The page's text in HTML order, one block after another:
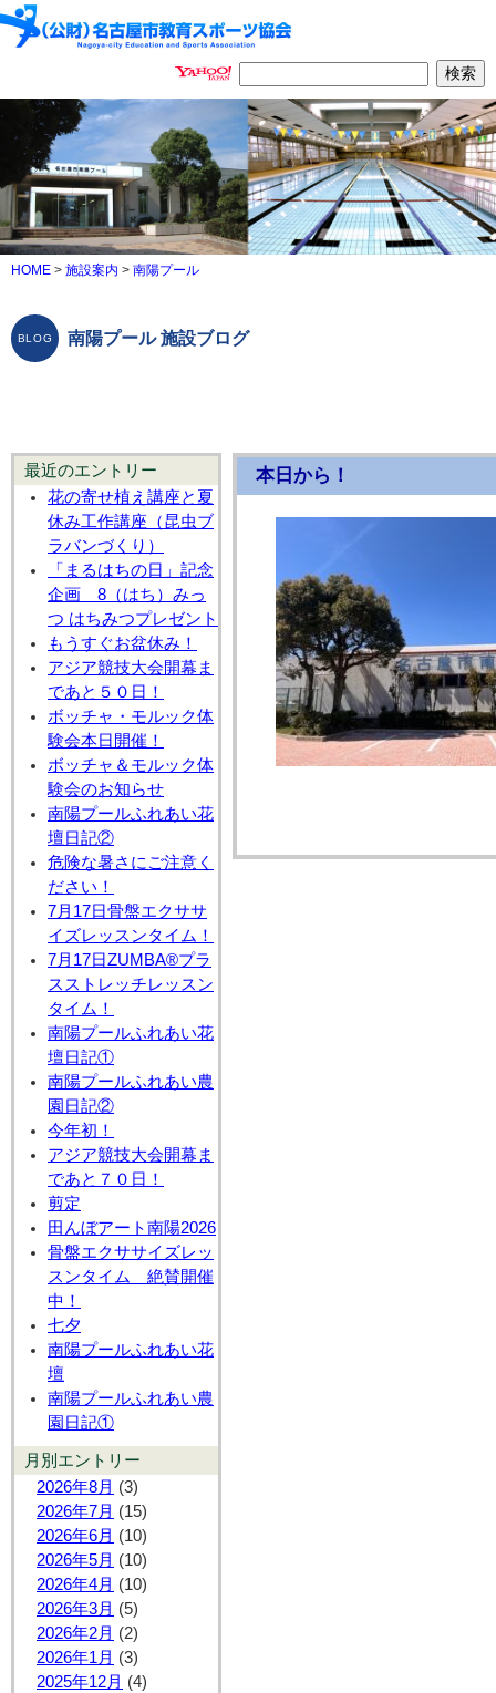
HOME > 施設案内 > 南陽プール
南陽プール 施設ブログ
最近のエントリー
花の寄せ植え講座と夏
休み工作講座（昆虫ブ
ラバンづくり）
「まるはちの日」記念
企画 8（はち）みっ
つ はちみつプレゼント
もうすぐお盆休み！
アジア競技大会開幕ま
であと５０日！
ボッチャ・モルック体
験会本日開催！
ボッチャ＆モルック体
験会のお知らせ
南陽プールふれあい花
壇日記②
危険な暑さにご注意く
ださい！
7月17日骨盤エクササ
イズレッスンタイム！
7月17日ZUMBA®プラ
スストレッチレッスン
タイム！
南陽プールふれあい花
壇日記①
南陽プールふれあい農
園日記②
今年初！
アジア競技大会開幕ま
であと７０日！
剪定
田んぼアート南陽2026
骨盤エクササイズレッ
スンタイム 絶賛開催
中！
七夕
南陽プールふれあい花
壇
南陽プールふれあい農
園日記①
月別エントリー
2026年8月 (3)
2026年7月 (15)
2026年6月 (10)
2026年5月 (10)
2026年4月 (10)
2026年3月 (5)
2026年2月 (2)
2026年1月 (3)
2025年12月 (4)
本日から！